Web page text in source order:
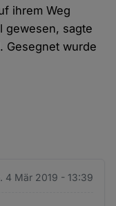
ihrem Weg
gewesen, sagte
Gesegnet wurde
4 Mär 2019 - 13:39